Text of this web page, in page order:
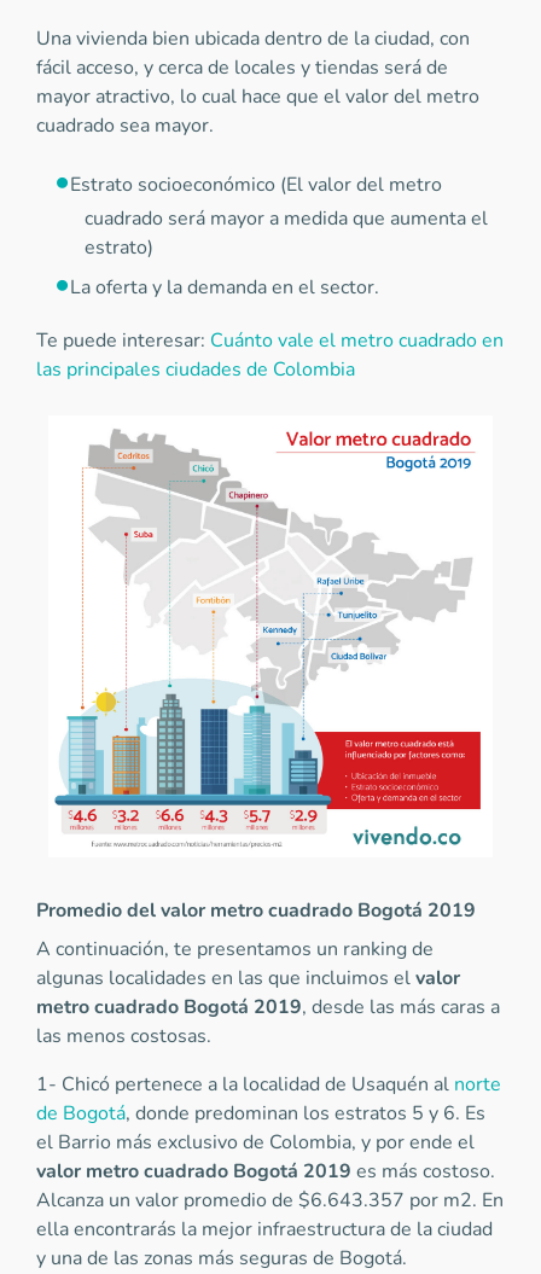
Una vivienda bien ubicada dentro de la ciudad, con
fácil acceso, y cerca de locales y tiendas será de
mayor atractivo, lo cual hace que el valor del metro
cuadrado sea mayor.
Estrato socioeconómico (El valor del metro
cuadrado será mayor a medida que aumenta el
estrato)
La oferta y la demanda en el sector.
Te puede interesar: Cuánto vale el metro cuadrado en
las principales ciudades de Colombia
Promedio del valor metro cuadrado Bogotá 2019
A continuación, te presentamos un ranking de
algunas localidades en las que incluimos elvalor
metro cuadrado Bogotá 2019, desde las más caras a
las menos costosas.
1- Chicó pertenece a la localidad de Usaquén al norte
de Bogotá, donde predominan los estratos 5 y 6. Es
el Barrio más exclusivo de Colombia, y por ende el
valor metro cuadrado Bogotá 2019 es más costoso.
Alcanza un valor promedio de $6.643.357 por m2. En
ella encontrarás la mejor infraestructura de la ciudad
y una de las zonas más seguras de Bogotá.